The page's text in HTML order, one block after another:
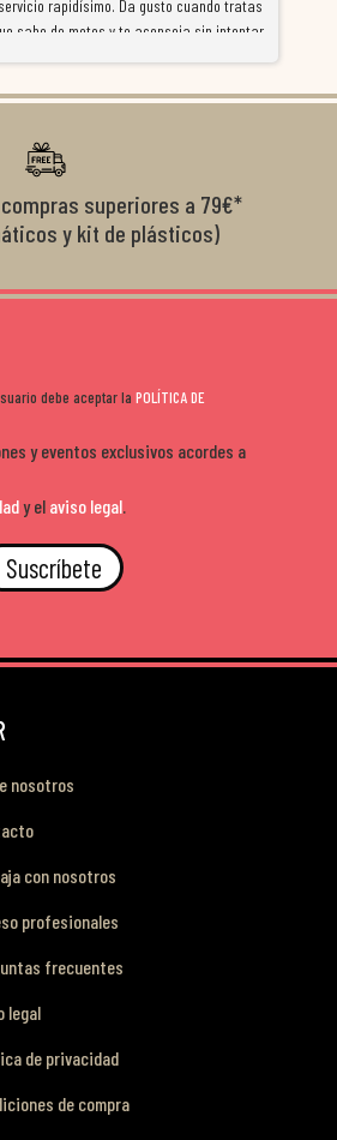
rapidísimo. Da gusto cuando tratas
sabe de motos y te aconseja sin intentar
disfrutan lo que hacen. Si te gusta la
rapidez y buen rollo. ??️
años
superiores a 79€*
y kit de plásticos)
debe aceptar la POLÍTICA DE
y eventos exclusivos acordes a
y el aviso legal.
Suscríbete
nosotros
con nosotros
profesionales
frecuentes
legal
de privacidad
de compra